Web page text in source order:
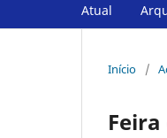
Atual
Início /